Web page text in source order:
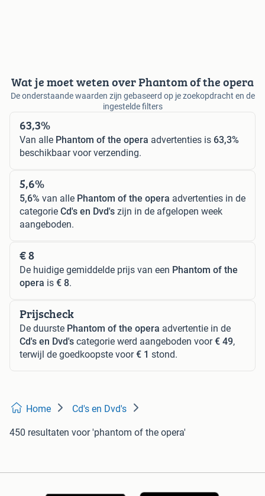
Wat je moet weten over Phantom of the opera
De onderstaande waarden zijn gebaseerd op je zoekopdracht en de
ingestelde filters
63,3%
Van alle Phantom of the opera advertenties is 63,3%
beschikbaar voor verzending.
5,6%
5,6% van alle Phantom of the opera advertenties in de
categorie Cd's en Dvd's zijn in de afgelopen week
aangeboden.
€ 8
De huidige gemiddelde prijs van een Phantom of the
opera is € 8.
Prijscheck
De duurste Phantom of the opera advertentie in de
Cd's en Dvd's categorie werd aangeboden voor€ 49,
terwijl de goedkoopste voor€ 1 stond.
Home Cd's en Dvd's
450 resultaten voor 'phantom of the opera'